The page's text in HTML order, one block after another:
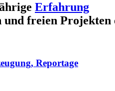
Erfahrung
freien Projekten
Reportage